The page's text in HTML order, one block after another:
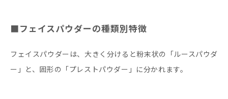
■フェイスパウダーの種類別特徴
フェイスパウダーは、大きく分けると粉末状の「ルースパウダ
ー」と、固形の「プレストパウダー」に分かれます。